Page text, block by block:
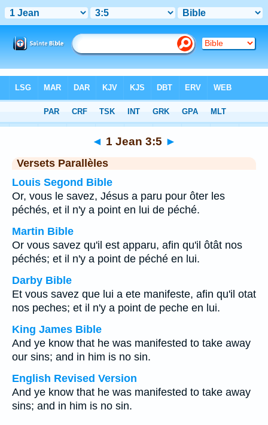
Chapitre 3> Verset 5
◄ 1 Jean 3:5 ►
Versets Parallèles
Louis Segond Bible
Or, vous le savez, Jésus a paru pour ôter les
péchés, et il n'y a point en lui de péché.
Martin Bible
Or vous savez qu'il est apparu, afin qu'il ôtât nos
péchés; et il n'y a point de péché en lui.
Darby Bible
Et vous savez que lui a ete manifeste, afin qu'il otat
nos peches; et il n'y a point de peche en lui.
King James Bible
And ye know that he was manifested to take away
our sins; and in him is no sin.
English Revised Version
And ye know that he was manifested to take away
sins; and in him is no sin.